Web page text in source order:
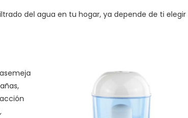
del agua en tu hogar, ya depende de ti elegir